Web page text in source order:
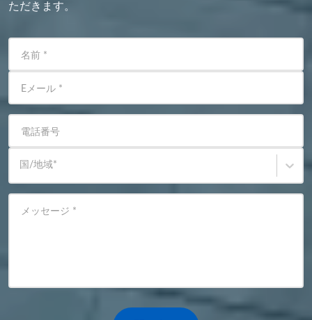
ただきます。
名前 *
Eメール *
電話番号
国/地域*
メッセージ *